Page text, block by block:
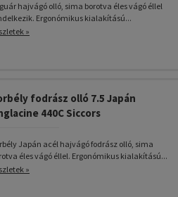
hajvágó olló, sima borotva éles vágó éllel
Ergonómikus kialakítású...
»
fodrász olló 7.5 Japán
440C Siccors
Japán acél hajvágó fodrász olló, sima
éles vágó éllel. Ergonómikus kialakítású...
»